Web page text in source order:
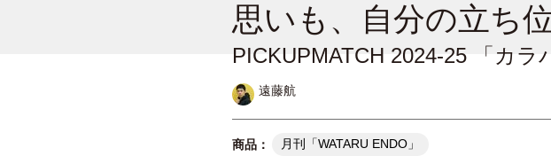
思いも、自分の立ち
PICKUPMATCH 2024-25 「カラ
遠藤航
月刊「WATARU ENDO」